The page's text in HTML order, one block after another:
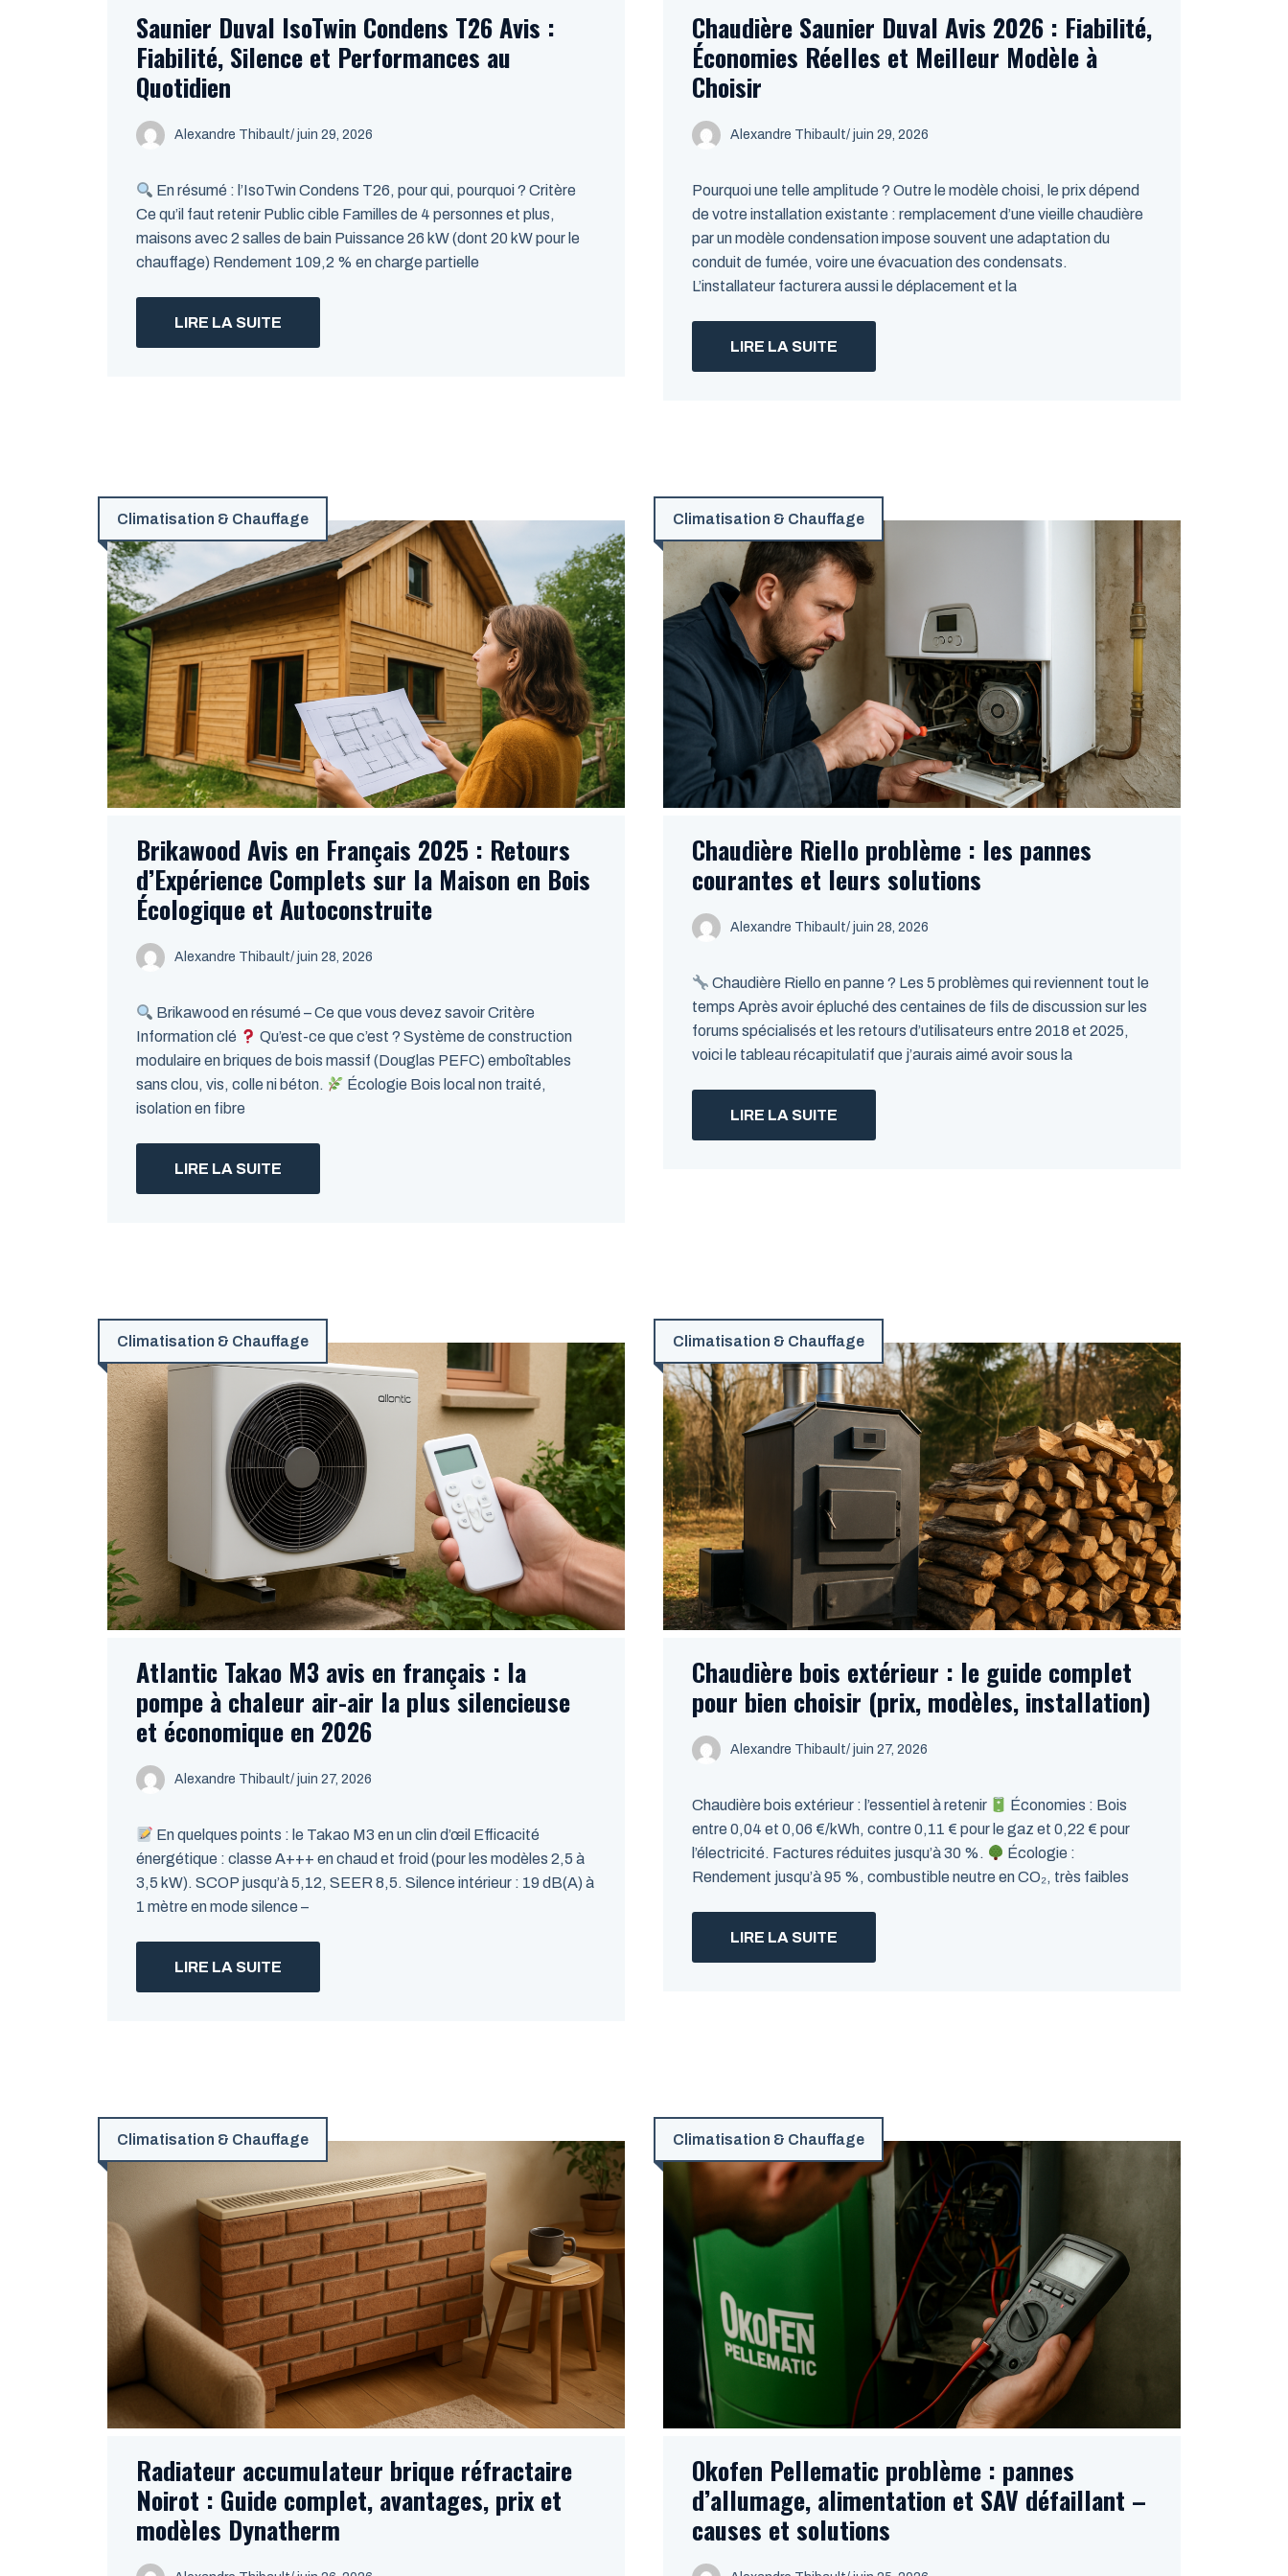
Saunier Duval IsoTwin Condens T26 Avis :
Fiabilité, Silence et Performances au
Quotidien
Alexandre Thibault/ juin 29, 2026
En résumé : l’IsoTwin Condens T26, pour qui, pourquoi ? Critère
Ce qu’il faut retenir Public cible Familles de 4 personnes et plus,
maisons avec 2 salles de bain Puissance 26 kW (dont 20 kW pour le
chauffage) Rendement 109,2 % en charge partielle
LIRE LA SUITE
Chaudière Saunier Duval Avis 2026 : Fiabilité,
Économies Réelles et Meilleur Modèle à
Choisir
Alexandre Thibault/ juin 29, 2026
Pourquoi une telle amplitude ? Outre le modèle choisi, le prix dépend
de votre installation existante : remplacement d’une vieille chaudière
par un modèle condensation impose souvent une adaptation du
conduit de fumée, voire une évacuation des condensats.
L’installateur facturera aussi le déplacement et la
LIRE LA SUITE
Climatisation & Chauffage
Brikawood Avis en Français 2025 : Retours
d’Expérience Complets sur la Maison en Bois
Écologique et Autoconstruite
Alexandre Thibault/ juin 28, 2026
Brikawood en résumé – Ce que vous devez savoir Critère
Information clé
Qu’est-ce que c’est ? Système de construction
modulaire en briques de bois massif (Douglas PEFC) emboîtables
sans clou, vis, colle ni béton.
Écologie Bois local non traité,
isolation en fibre
LIRE LA SUITE
Climatisation & Chauffage
Chaudière Riello problème : les pannes
courantes et leurs solutions
Alexandre Thibault/ juin 28, 2026
Chaudière Riello en panne ? Les 5 problèmes qui reviennent tout le
temps Après avoir épluché des centaines de fils de discussion sur les
forums spécialisés et les retours d’utilisateurs entre 2018 et 2025,
voici le tableau récapitulatif que j’aurais aimé avoir sous la
LIRE LA SUITE
Climatisation & Chauffage
Atlantic Takao M3 avis en français : la
pompe à chaleur air-air la plus silencieuse
et économique en 2026
Alexandre Thibault/ juin 27, 2026
En quelques points : le Takao M3 en un clin d’œil Efficacité
énergétique : classe A+++ en chaud et froid (pour les modèles 2,5 à
3,5 kW). SCOP jusqu’à 5,12, SEER 8,5. Silence intérieur : 19 dB(A) à
1 mètre en mode silence –
LIRE LA SUITE
Climatisation & Chauffage
Chaudière bois extérieur : le guide complet
pour bien choisir (prix, modèles, installation)
Alexandre Thibault/ juin 27, 2026
Chaudière bois extérieur : l’essentiel à retenir
Économies : Bois
entre 0,04 et 0,06 €/kWh, contre 0,11 € pour le gaz et 0,22 € pour
l’électricité. Factures réduites jusqu’à 30 %.
Écologie :
Rendement jusqu’à 95 %, combustible neutre en CO₂, très faibles
LIRE LA SUITE
Climatisation & Chauffage
Radiateur accumulateur brique réfractaire
Noirot : Guide complet, avantages, prix et
modèles Dynatherm
Climatisation & Chauffage
Okofen Pellematic problème : pannes
d’allumage, alimentation et SAV défaillant –
causes et solutions